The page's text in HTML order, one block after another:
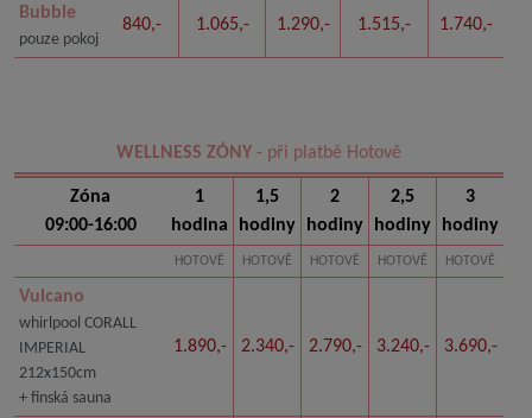
Bubble
pouze pokoj
840,- 1.065,- 1.290,- 1.515,- 1.740,-
WELLNESS ZÓNY - při platbě Hotově
Zóna
09:00-16:00
1
hodina
1,5
hodiny
2
hodiny
2,5
hodiny
3
hodiny
HOTOVĚ HOTOVĚ HOTOVĚ HOTOVĚ HOTOVĚ
Vulcano
whirlpool CORALL
IMPERIAL
212x150cm
+ finská sauna
1.890,- 2.340,- 2.790,- 3.240,- 3.690,-